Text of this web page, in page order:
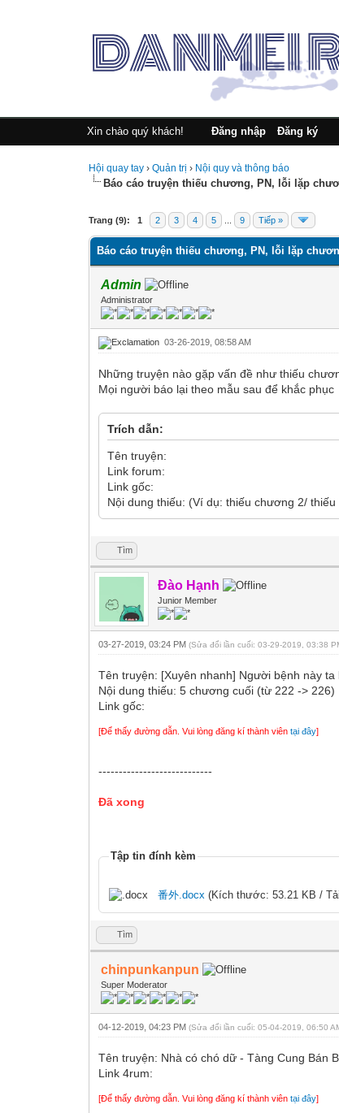
Xin chào quý khách! Đăng nhập Đăng ký
Hội quay tay ›Quản trị › Nội quy và thông báo
Báo cáo truyện thiếu chương, PN, lỗi lặp
Trang (9): 1 2 3 4 5 9 Tiếp »
Vote(s) - Trung bình 0
Báo cáo truyện thiếu chương, PN, lỗi lặp
Admin
Administrator
03-26-2019, 08:58 AM
Những truyện nào gặp vấn đề như thiếu
Mọi người báo lại theo mẫu sau để khắc phục
Trích dẫn:
Tên truyện:
Link forum:
Link gốc:
Nội dung thiếu: (Ví dụ: thiếu chương 2/ thiếu
Tìm
Đào Hạnh
Junior Member
03-27-2019, 03:24 PM(Sửa đổi lần cuối: 03-29-2019, 03:38
Tên truyện: [Xuyên nhanh] Người bệnh này
Nội dung thiếu: 5 chương cuối (từ 222 -> 226)
Link gốc:
[Để thấy đường dẫn. Vui lòng đăng kí thành viêntại đây]
----------------------------
Đã xong
Tập tin đính kèm
番外.docx (Kích thước: 53.21 KB /
Tìm
chinpunkanpun
Super Moderator
04-12-2019, 04:23 PM(Sửa đổi lần cuối: 05-04-2019, 06:50
Tên truyện: Nhà có chó dữ - Tàng Cung Bán
Link 4rum:
[Để thấy đường dẫn. Vui lòng đăng kí thành viêntại đây]